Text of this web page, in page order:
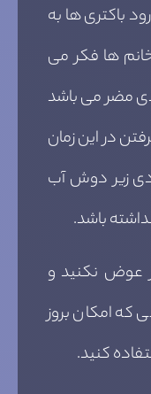
باکتری ها به
ها فکر می
مضر می باشد
در این زمان
زیر دوش آب
باشد.
عوض نکنید و
که امکان بروز
کنید.